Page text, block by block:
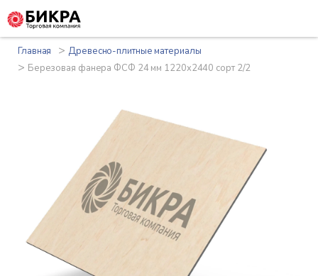
Главная >Древесно-плитные материалы
> Березовая фанера ФСФ 24 мм 1220x2440 сорт 2/2